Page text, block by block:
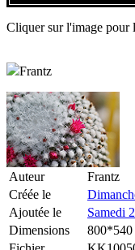
Cliquer sur l'image pour
Frantz
Auteur
Frantz
Créée le
Ajoutée le
Samedi
Dimensions
800*540